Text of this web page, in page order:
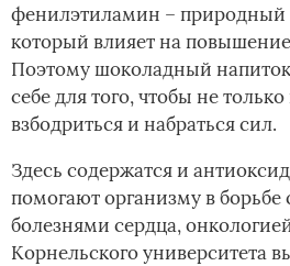
фенилэтиламин – природный
который влияет на
Поэтому шоколадный
себе для того, чтобы не
взбодриться и набраться сил.
Здесь содержатся и
помогают организму в борьбе
болезнями сердца,
Корнельского университета